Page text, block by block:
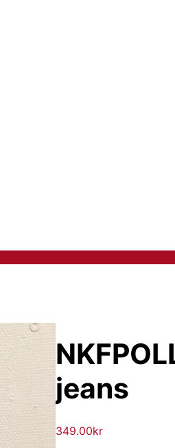
jeans
349.00kr